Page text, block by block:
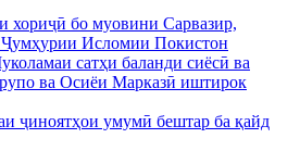
хориҷӣ бо муовини Сарвазир,
Ҷумҳурии Исломии Покистон
сатҳи баланди сиёсӣ ва
ва Осиёи Марказӣ иштирок
ҷиноятҳои умумӣ бештар ба қайд